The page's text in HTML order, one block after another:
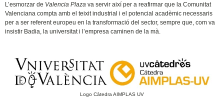
L’esmorzar de Valencia Plaza va servir així per a reafirmar que la Comunitat
Valenciana compta amb el teixit industrial i el potencial acadèmic necessaris
per a ser referent europeu en la transformació del sector, sempre que, com va
insistir Badia, la universitat i l’empresa caminen de la mà.
Logo Càtedra AIMPLAS UV